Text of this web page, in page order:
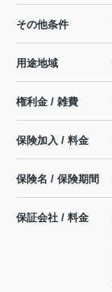
その他条件
用途地域
権利金 / 雑費
保険加入 / 料金
保険名 / 保険期間
保証会社 / 料金